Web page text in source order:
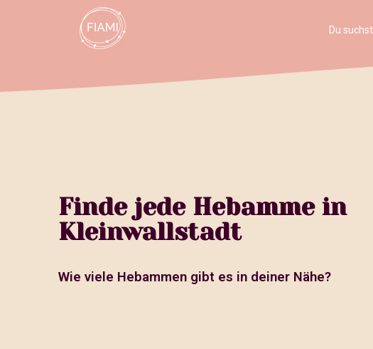
Du
Finde jede Hebamme in
Kleinwallstadt
Wie viele Hebammen gibt es in deiner Nähe?